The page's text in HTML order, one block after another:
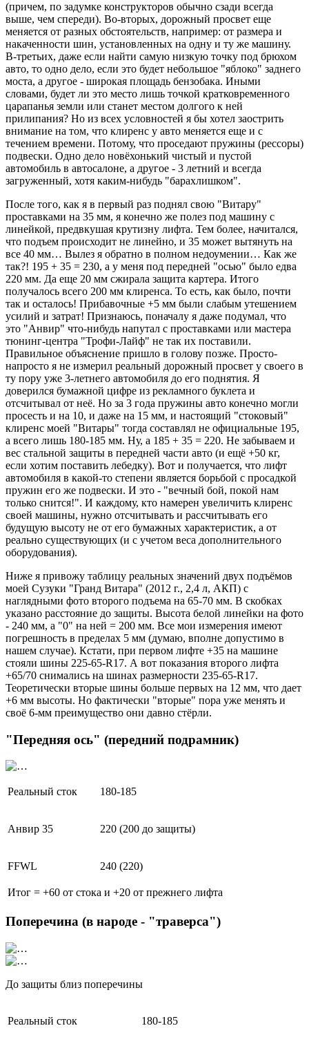
(причем, по задумке конструкторов обычно сзади всегда
выше, чем спереди). Во-вторых, дорожный просвет еще
меняется от разных обстоятельств, например: от размера и
накаченности шин, установленных на одну и ту же машину.
В-третьих, даже если найти самую низкую точку под брюхом
авто, то одно дело, если это будет небольшое "яблоко" заднего
моста, а другое - широкая площадь бензобака. Иными
словами, будет ли это место лишь точкой кратковременного
царапанья земли или станет местом долгого к ней
прилипания? Но из всех условностей я бы хотел заострить
внимание на том, что клиренс у авто меняется еще и с
течением времени. Потому, что проседают пружины (рессоры)
подвески. Одно дело новёхонький чистый и пустой
автомобиль в автосалоне, а другое - 3 летний и всегда
загруженный, хотя каким-нибудь "барахлишком".
После того, как я в первый раз поднял свою "Витару"
проставками на 35 мм, я конечно же полез под машину с
линейкой, предвкушая крутизну лифта. Тем более, начитался,
что подъем происходит не линейно, и 35 может вытянуть на
все 40 мм… Вылез я обратно в полном недоумении… Как же
так?! 195 + 35 = 230, а у меня под передней "осью" было едва
220 мм. Да еще 20 мм сжирала защита картера. Итого
получалось всего 200 мм клиренса. То есть, как было, почти
так и осталось! Прибавочные +5 мм были слабым утешением
усилий и затрат! Признаюсь, поначалу я даже подумал, что
это "Анвир" что-нибудь напутал с проставками или мастера
тюнинг-центра "Трофи-Лайф" не так их поставили.
Правильное объяснение пришло в голову позже. Просто-
напросто я не измерил реальный дорожный просвет у своего в
ту пору уже 3-летнего автомобиля до его поднятия. Я
доверился бумажной цифре из рекламного буклета и
отсчитывал от неё. Но за 3 года пружины авто конечно могли
просесть и на 10, и даже на 15 мм, и настоящий "стоковый"
клиренс моей "Витары" тогда составлял не официальные 195,
а всего лишь 180-185 мм. Ну, а 185 + 35 = 220. Не забываем и
вес стальной защиты в передней части авто (и ещё +50 кг,
если хотим поставить лебедку). Вот и получается, что лифт
автомобиля в какой-то степени является борьбой с просадкой
пружин его же подвески. И это - "вечный бой, покой нам
только снится!". И каждому, кто намерен увеличить клиренс
своей машины, нужно отсчитывать и рассчитывать его
будущую высоту не от его бумажных характеристик, а от
реально существующих (и с учетом веса дополнительного
оборудования).
Ниже я привожу таблицу реальных значений двух подъёмов
моей Сузуки "Гранд Витара" (2012 г., 2,4 л, АКП) с
наглядными фото второго подъема на 65-70 мм. В скобках
указано расстояние до защиты. Высота белой линейки на фото
- 240 мм, а "0" на ней = 200 мм. Все мои измерения имеют
погрешность в пределах 5 мм (думаю, вполне допустимо в
нашем случае). Кстати, при первом лифте +35 на машине
стояли шины 225-65-R17. А вот показания второго лифта
+65/70 снимались на шинах размерности 235-65-R17.
Теоретически вторые шины больше первых на 12 мм, что дает
+6 мм высоты. Но фактически "вторые" пора уже менять и
своё 6-мм преимущество они давно стёрли.
"Передняя ось" (передний подрамник)
Реальный сток 180-185
Анвир 35 220 (200 до защиты)
FFWL 240 (220)
Итог = +60 от стока и +20 от прежнего лифта
Поперечина (в народе - "траверса")
До защиты близ поперечины
Реальный сток 180-185